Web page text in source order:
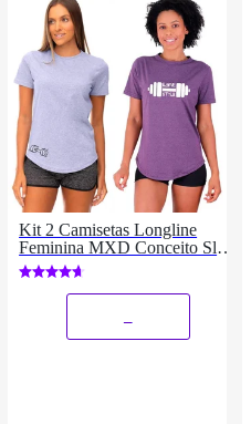
Kit 2 Camisetas Longline
Feminina MXD Conceito Slim
Diversas Estampas